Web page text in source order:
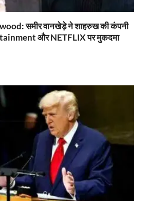
समीर वानखेड़े ने शाहरुख की कंपनी
और NETFLIX पर मुकदमा